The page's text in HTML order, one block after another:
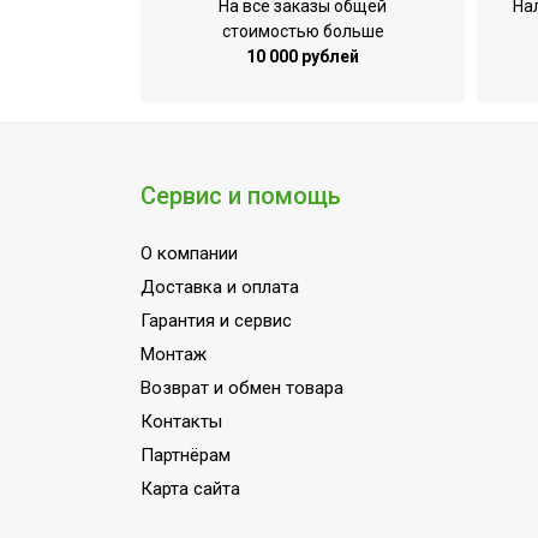
УТП
Ширина товара
Точность установки температуры
Вид управления
Вес товара (нетто)
Рекомендованная ширина проема
Присоединительный диаметр
Количество режимов вентиляции
Индикация включения
На все заказы общей
стоимостью больше
10 000 рублей
Сервис и помощь
О компании
Доставка и оплата
Гарантия и сервис
Монтаж
Возврат и обмен товара
Контакты
Партнёрам
Карта сайта